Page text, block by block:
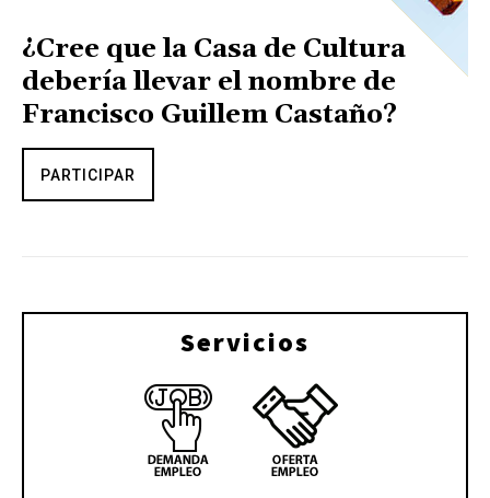
¿Cree que la Casa de Cultura
debería llevar el nombre de
Francisco Guillem Castaño?
PARTICIPAR
Servicios